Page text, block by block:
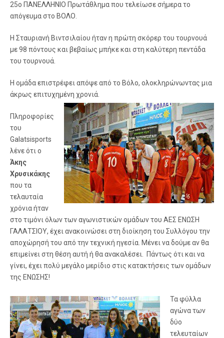
25ο ΠΑΝΕΛΛΗΝΙΟ Πρωτάθλημα που τελείωσε σήμερα το
απόγευμα στο ΒΟΛΟ.
Η Σταυριανή Βιντσιλαίου ήταν η πρώτη σκόρερ του τουρνουά
με 98 πόντους και βεβαίως μπήκε και στη καλύτερη πεντάδα
του τουρνουά.
Η ομάδα επιστρέφει απόψε από το Βόλο, ολοκληρώνωντας μια
άκρως επιτυχημένη χρονιά.
Πληροφορίες
του
Galatsisports
λένε ότι ο
Άκης
Χρυσικάκης
που τα
τελαυταία
χρόνια ήταν
στο τιμόνι όλων των αγωνιστικών ομάδων του ΑΕΣ ΕΝΩΣΗ
ΓΑΛΑΤΣΙΟΥ, έχει ανακοινώσει στη διοίκηση του Συλλόγου την
αποχώρησή του από την τεχνική ηγεσία. Μένει να δούμε αν θα
επιμείνει στη θέση αυτή ή θα ανακαλέσει. Πάντως ότι και να
γίνει, έχει πολύ μεγάλο μερίδιο στις κατακτήσεις των ομάδων
της ΕΝΩΣΗΣ!
Τα φύλλα
αγώνα των
δύο
τελευταίων